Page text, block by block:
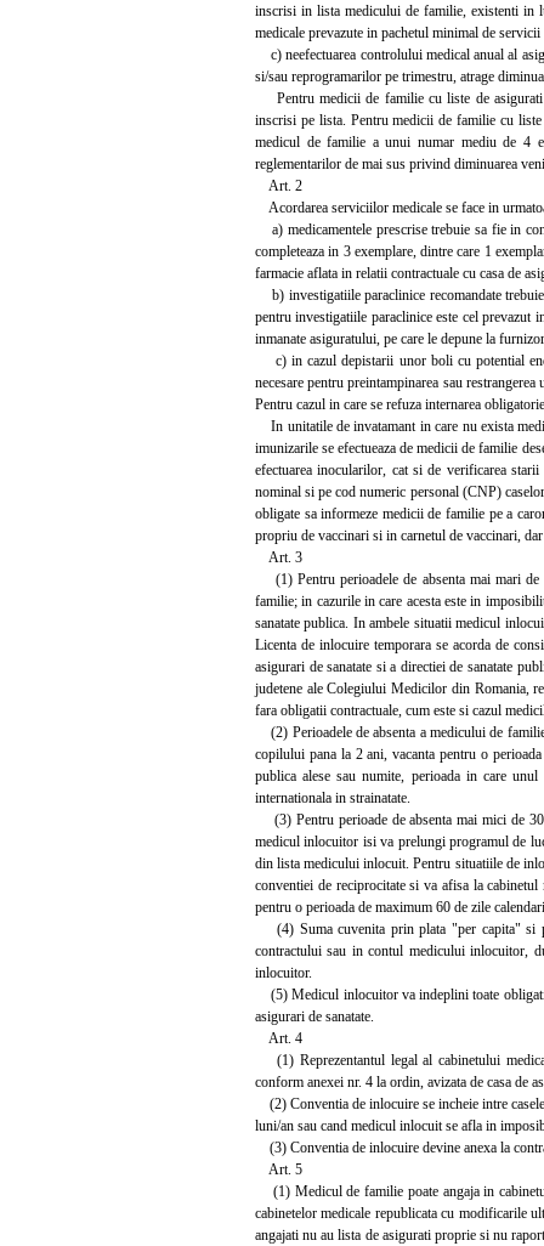
inscrisi in lista medicului de familie, existenti in
medicale prevazute in pachetul minimal de
c) neefectuarea controlului medical anual al
si/sau reprogramarilor pe trimestru, atrage
Pentru medicii de familie cu liste de asigurati
inscrisi pe lista. Pentru medicii de familie cu liste
medicul de familie a unui numar mediu de 4
reglementarilor de mai sus privind diminuarea
Art. 2
Acordarea serviciilor medicale se face in
a) medicamentele prescrise trebuie sa fie in
completeaza in 3 exemplare, dintre care 1
farmacie aflata in relatii contractuale cu casa de
b) investigatiile paraclinice recomandate
pentru investigatiile paraclinice este cel prevazut
inmanate asiguratului, pe care le depune la
c) in cazul depistarii unor boli cu potential
necesare pentru preintampinarea sau
Pentru cazul in care se refuza internarea
In unitatile de invatamant in care nu exista
imunizarile se efectueaza de medicii de familie
efectuarea inocularilor, cat si de verificarea
nominal si pe cod numeric personal (CNP)
obligate sa informeze medicii de familie pe a
propriu de vaccinari si in carnetul de vaccinari,
Art. 3
(1) Pentru perioadele de absenta mai mari de
familie; in cazurile in care acesta este in
sanatate publica. In ambele situatii medicul
Licenta de inlocuire temporara se acorda de
asigurari de sanatate si a directiei de sanatate
judetene ale Colegiului Medicilor din Romania,
fara obligatii contractuale, cum este si cazul
(2) Perioadele de absenta a medicului de
copilului pana la 2 ani, vacanta pentru o
publica alese sau numite, perioada in care
internationala in strainatate.
(3) Pentru perioade de absenta mai mici de
medicul inlocuitor isi va prelungi programul de
din lista medicului inlocuit. Pentru situatiile de
conventiei de reciprocitate si va afisa la
pentru o perioada de maximum 60 de zile
(4) Suma cuvenita prin plata "per capita" si
contractului sau in contul medicului inlocuitor,
inlocuitor.
(5) Medicul inlocuitor va indeplini toate
asigurari de sanatate.
Art. 4
(1) Reprezentantul legal al cabinetului
conform anexei nr. 4 la ordin, avizata de casa de
(2) Conventia de inlocuire se incheie intre
luni/an sau cand medicul inlocuit se afla in
(3) Conventia de inlocuire devine anexa la
Art. 5
(1) Medicul de familie poate angaja in
cabinetelor medicale republicata cu modificarile
angajati nu au lista de asigurati proprie si nu